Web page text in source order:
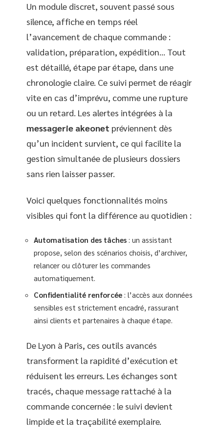
Un module discret, souvent passé sous
silence, affiche en temps réel
l’avancement de chaque commande :
validation, préparation, expédition… Tout
est détaillé, étape par étape, dans une
chronologie claire. Ce suivi permet de réagir
vite en cas d’imprévu, comme une rupture
ou un retard. Les alertes intégrées à la
messagerie akeonet préviennent dès
qu’un incident survient, ce qui facilite la
gestion simultanée de plusieurs dossiers
sans rien laisser passer.
Voici quelques fonctionnalités moins
visibles qui font la différence au quotidien :
Automatisation des tâches : un assistant
propose, selon des scénarios choisis, d’archiver,
relancer ou clôturer les commandes
automatiquement.
Confidentialité renforcée : l’accès aux données
sensibles est strictement encadré, rassurant
ainsi clients et partenaires à chaque étape.
De Lyon à Paris, ces outils avancés
transforment la rapidité d’exécution et
réduisent les erreurs. Les échanges sont
tracés, chaque message rattaché à la
commande concernée : le suivi devient
limpide et la traçabilité exemplaire.